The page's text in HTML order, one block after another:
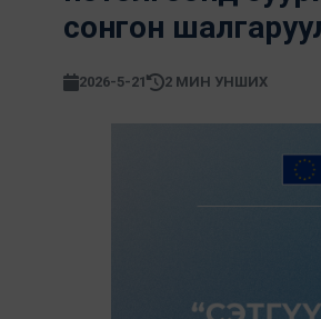
сонгон
2026-5-21 2 МИН УНШИХ